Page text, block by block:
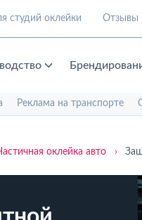
студий оклейки Отзывы
Реклама на транспорте
оклейка авто ›